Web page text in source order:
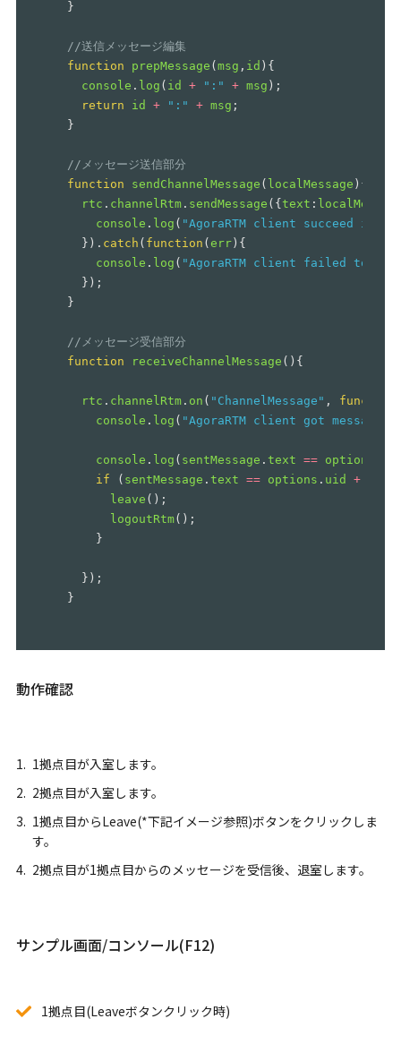
}
//送信メッセージ編集
function
prepMessage (msg , id ){
console . log ( id + " : " + msg );
return
id + " : " + msg ;
}
//メッセージ送信部分
function
sendChannelMessage ( localMessage ){
rtc . channelRtm . sendMessage ({text :
console . log ( "AgoraRTM client succeed in
}). catch ( function (err){
console . log ( "AgoraRTM client failed to
});
}
//メッセージ受信部分
function
receiveChannelMessage (){
rtc . channelRtm . on ( " ChannelMessage " ,
function
console . log ( "AgoraRTM client got message:
console . log ( sentMessage .text == options
if
( sentMessage .text == options . uid +
leave ();
logoutRtm();
}
});
}
動作確認
1拠点目が入室します。
2拠点目が入室します。
1拠点目からLeave(*下記イメージ参照)ボタンをクリックしま
す。
2拠点目が1拠点目からのメッセージを受信後、退室します。
サンプル画面/コンソール(F12)
1拠点目(Leaveボタンクリック時)